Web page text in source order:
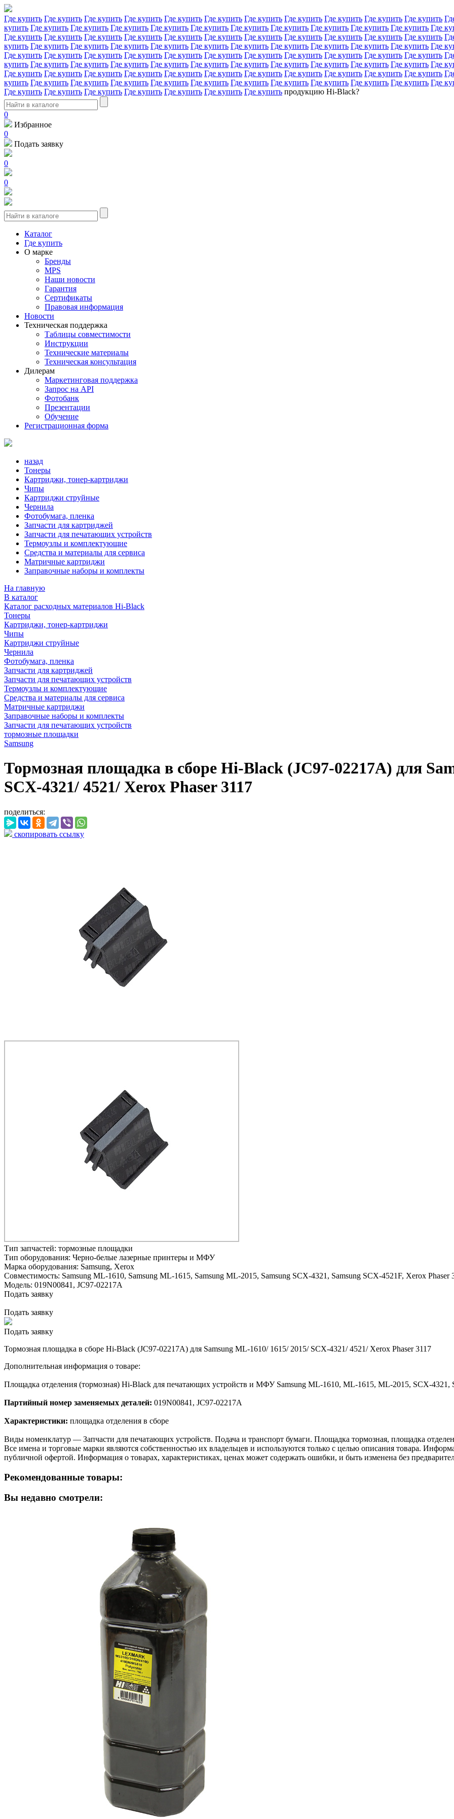
Где купить Где купить Где купить Где купить Где купить Где купить Где купить Где купить Где купить Где купить Где купить
купить Где купить Где купить Где купить Где купить Где купить Где купить Где купить Где купить Где купить Где купить Где
Где купить Где купить Где купить Где купить Где купить Где купить Где купить Где купить Где купить Где купить Где купить
купить Где купить Где купить Где купить Где купить Где купить Где купить Где купить Где купить Где купить Где купить Где
Где купить Где купить Где купить Где купить Где купить Где купить Где купить Где купить Где купить Где купить Где купить
купить Где купить Где купить Где купить Где купить Где купить Где купить Где купить Где купить Где купить Где купить Где
Где купить Где купить Где купить Где купить Где купить Где купить Где купить Где купить Где купить Где купить Где купить
купить Где купить Где купить Где купить Где купить Где купить Где купить Где купить Где купить Где купить Где купить Где
Где купить Где купить Где купить Где купить Где купить Где купить Где купить продукцию Hi-Black?
0
Избранное
0
Подать заявку
0
0
Каталог
Где купить
О марке
Бренды
MPS
Наши новости
Гарантия
Сертификаты
Правовая информация
Новости
Техническая поддержка
Таблицы совместимости
Инструкции
Технические материалы
Техническая консультация
Дилерам
Маркетинговая поддержка
Запрос на API
Фотобанк
Презентации
Обучение
Регистрационная форма
назад
Тонеры
Картриджи, тонер-картриджи
Чипы
Картриджи струйные
Чернила
Фотобумага, пленка
Запчасти для картриджей
Запчасти для печатающих устройств
Термоузлы и комплектующие
Средства и материалы для сервиса
Матричные картриджи
Заправочные наборы и комплекты
На главную
В каталог
Каталог расходных материалов Hi-Black
Тонеры
Картриджи, тонер-картриджи
Чипы
Картриджи струйные
Чернила
Фотобумага, пленка
Запчасти для картриджей
Запчасти для печатающих устройств
Термоузлы и комплектующие
Средства и материалы для сервиса
Матричные картриджи
Заправочные наборы и комплекты
Запчасти для печатающих устройств
тормозные площадки
Samsung
Тормозная площадка в сборе Hi-Black (JC97-02217A) для
SCX-4321/ 4521/ Xerox Phaser 3117
поделиться:
скопировать ссылку
Тип запчастей: тормозные площадки
Тип оборудования: Черно-белые лазерные принтеры и МФУ
Марка оборудования: Samsung, Xerox
Совместимость: Samsung ML-1610, Samsung ML-1615, Samsung ML-2015, Samsung SCX-4321, Samsung SCX-4521F, Xerox Phaser
Модель: 019N00841, JC97-02217A
Подать заявку
Подать заявку
Подать заявку
Тормозная площадка в сборе Hi-Black (JC97-02217A) для Samsung ML-1610/ 1615/ 2015/ SCX-4321/ 4521/ Xerox Phaser 3117
Дополнительная информация о товаре:
Площадка отделения (тормозная) Hi-Black для печатающих устройств и МФУ Samsung ML-1610, ML-1615, ML-2015, SCX-4321,
Партийный номер заменяемых деталей: 019N00841, JC97-02217A
Характеристики: площадка отделения в сборе
Виды номенклатур — Запчасти для печатающих устройств. Подача и транспорт бумаги. Площадка тормозная, площадка
Все имена и торговые марки являются собственностью их владельцев и используются только с целью описания товара.
публичной офертой. Информация о товарах, характеристиках, ценах может содержать ошибки, и быть изменена без
Рекомендованные товары:
Вы недавно смотрели: